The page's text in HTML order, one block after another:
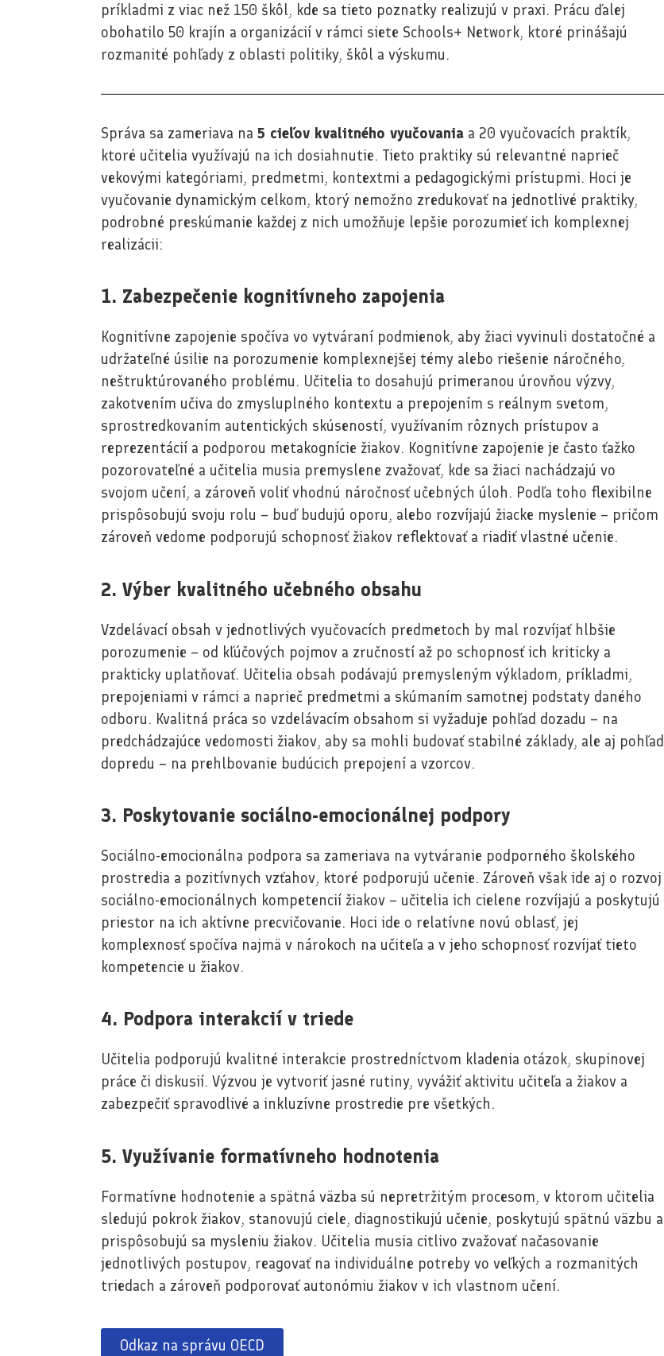
príkladmi z viac než 150 škôl, kde sa tieto poznatky realizujú v praxi. Prácu ďalej
obohatilo 50 krajín a organizácií v rámci siete Schools+ Network, ktoré prinášajú
rozmanité pohľady z oblasti politiky, škôl a výskumu.
Správa sa zameriava na 5 cieľov kvalitného vyučovania a 20 vyučovacích praktík,
ktoré učitelia využívajú na ich dosiahnutie. Tieto praktiky sú relevantné naprieč
vekovými kategóriami, predmetmi, kontextmi a pedagogickými prístupmi. Hoci je
vyučovanie dynamickým celkom, ktorý nemožno zredukovať na jednotlivé praktiky,
podrobné preskúmanie každej z nich umožňuje lepšie porozumieť ich komplexnej
realizácii:
1. Zabezpečenie kognitívneho zapojenia
Kognitívne zapojenie spočíva vo vytváraní podmienok, aby žiaci vyvinuli dostatočné a
udržateľné úsilie na porozumenie komplexnejšej témy alebo riešenie náročného,
neštruktúrovaného problému. Učitelia to dosahujú primeranou úrovňou výzvy,
zakotvením učiva do zmysluplného kontextu a prepojením s reálnym svetom,
sprostredkovaním autentických skúseností, využívaním rôznych prístupov a
reprezentácií a podporou metakognície žiakov. Kognitívne zapojenie je často ťažko
pozorovateľné a učitelia musia premyslene zvažovať, kde sa žiaci nachádzajú vo
svojom učení, a zároveň voliť vhodnú náročnosť učebných úloh. Podľa toho flexibilne
prispôsobujú svoju rolu – buď budujú oporu, alebo rozvíjajú žiacke myslenie – pričom
zároveň vedome podporujú schopnosť žiakov reflektovať a riadiť vlastné učenie.
2. Výber kvalitného učebného obsahu
Vzdelávací obsah v jednotlivých vyučovacích predmetoch by mal rozvíjať hlbšie
porozumenie – od kľúčových pojmov a zručností až po schopnosť ich kriticky a
prakticky uplatňovať. Učitelia obsah podávajú premysleným výkladom, príkladmi,
prepojeniami v rámci a naprieč predmetmi a skúmaním samotnej podstaty daného
odboru. Kvalitná práca so vzdelávacím obsahom si vyžaduje pohľad dozadu – na
predchádzajúce vedomosti žiakov, aby sa mohli budovať stabilné základy, ale aj pohľad
dopredu – na prehlbovanie budúcich prepojení a vzorcov.
3. Poskytovanie sociálno-emocionálnej podpory
Sociálno-emocionálna podpora sa zameriava na vytváranie podporného školského
prostredia a pozitívnych vzťahov, ktoré podporujú učenie. Zároveň však ide aj o rozvoj
sociálno-emocionálnych kompetencií žiakov – učitelia ich cielene rozvíjajú a poskytujú
priestor na ich aktívne precvičovanie. Hoci ide o relatívne novú oblasť, jej
komplexnosť spočíva najmä v nárokoch na učiteľa a v jeho schopnosť rozvíjať tieto
kompetencie u žiakov.
4. Podpora interakcií v triede
Učitelia podporujú kvalitné interakcie prostredníctvom kladenia otázok, skupinovej
práce či diskusií. Výzvou je vytvoriť jasné rutiny, vyvážiť aktivitu učiteľa a žiakov a
zabezpečiť spravodlivé a inkluzívne prostredie pre všetkých.
5. Využívanie formatívneho hodnotenia
Formatívne hodnotenie a spätná väzba sú nepretržitým procesom, v ktorom učitelia
sledujú pokrok žiakov, stanovujú ciele, diagnostikujú učenie, poskytujú spätnú väzbu a
prispôsobujú sa mysleniu žiakov. Učitelia musia citlivo zvažovať načasovanie
jednotlivých postupov, reagovať na individuálne potreby vo veľkých a rozmanitých
triedach a zároveň podporovať autonómiu žiakov v ich vlastnom učení.
Odkaz na správu OECD